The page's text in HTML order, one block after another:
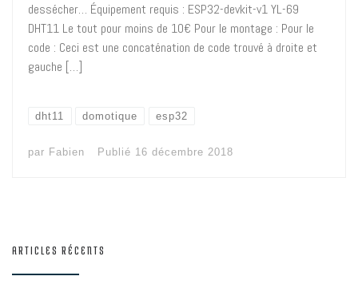
dessécher… Équipement requis : ESP32-devkit-v1 YL-69
DHT11 Le tout pour moins de 10€ Pour le montage : Pour le
code : Ceci est une concaténation de code trouvé à droite et
gauche […]
dht11 domotique esp32
par Fabien Publié 16 décembre 2018
ARTICLES RÉCENTS